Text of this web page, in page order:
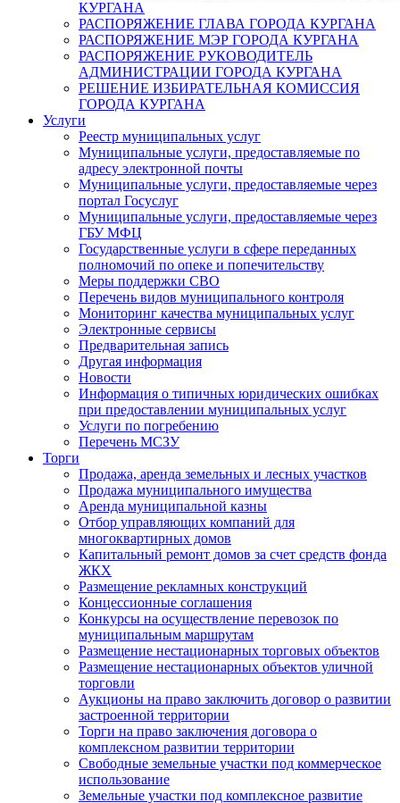
КУРГАНА
РАСПОРЯЖЕНИЕ ГЛАВА ГОРОДА КУРГАНА
РАСПОРЯЖЕНИЕ МЭР ГОРОДА КУРГАНА
РАСПОРЯЖЕНИЕ РУКОВОДИТЕЛЬ
АДМИНИСТРАЦИИ ГОРОДА КУРГАНА
РЕШЕНИЕ ИЗБИРАТЕЛЬНАЯ КОМИССИЯ
ГОРОДА КУРГАНА
Услуги
Реестр муниципальных услуг
Муниципальные услуги, предоставляемые по
адресу электронной почты
Муниципальные услуги, предоставляемые через
портал Госуслуг
Муниципальные услуги, предоставляемые через
ГБУ МФЦ
Государственные услуги в сфере переданных
полномочий по опеке и попечительству
Меры поддержки СВО
Перечень видов муниципального контроля
Мониторинг качества муниципальных услуг
Электронные сервисы
Предварительная запись
Другая информация
Новости
Информация о типичных юридических ошибках
при предоставлении муниципальных услуг
Услуги по погребению
Перечень МСЗУ
Торги
Продажа, аренда земельных и лесных участков
Продажа муниципального имущества
Аренда муниципальной казны
Отбор управляющих компаний для
многоквартирных домов
Капитальный ремонт домов за счет средств фонда
ЖКХ
Размещение рекламных конструкций
Концессионные соглашения
Конкурсы на осуществление перевозок по
муниципальным маршрутам
Размещение нестационарных торговых объектов
Размещение нестационарных объектов уличной
торговли
Аукционы на право заключить договор о развитии
застроенной территории
Торги на право заключения договора о
комплексном развитии территории
Свободные земельные участки под коммерческое
использование
Земельные участки под комплексное развитие